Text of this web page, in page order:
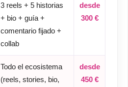
3 reels + 5 historias
+ bio + guía +
comentario fijado +
collab
desde
300 €
Todo el ecosistema
(reels, stories, bio,
desde
450 €